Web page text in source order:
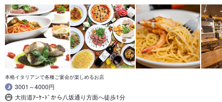
本格イタリアンで各種ご宴会が楽しめるお店
3001～4000円
大街道ｱｰｹｰﾄﾞから八坂通り方面へ徒歩1分